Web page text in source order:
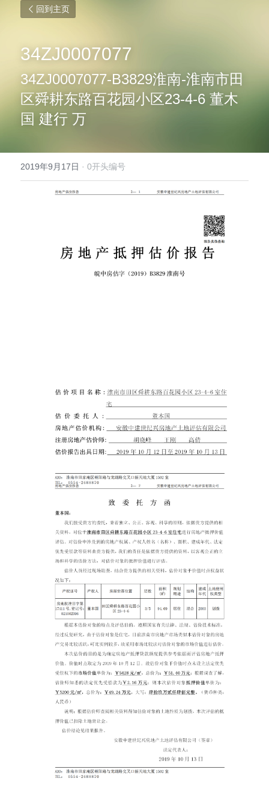
回到主页
34ZJ0007077
34ZJ0007077-B3829淮南-淮南市田
区舜耕东路百花园小区23-4-6 董木
国 建行 万
2019年9月17日 · 0开头编号